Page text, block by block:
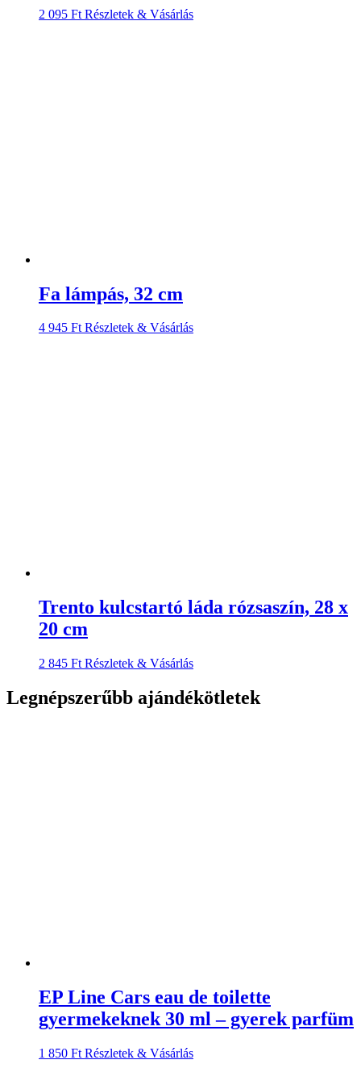
2 095 Ft Részletek & Vásárlás
Fa lámpás, 32 cm
4 945 Ft Részletek & Vásárlás
Trento kulcstartó láda rózsaszín, 28 x
20 cm
2 845 Ft Részletek & Vásárlás
Legnépszerűbb ajándékötletek
EP Line Cars eau de toilette
gyermekeknek 30 ml – gyerek parfüm
1 850 Ft Részletek & Vásárlás